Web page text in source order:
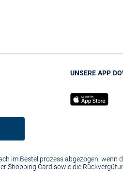
UNSERE APP
im Bestellprozess abgezogen, wenn
Shopping Card sowie die